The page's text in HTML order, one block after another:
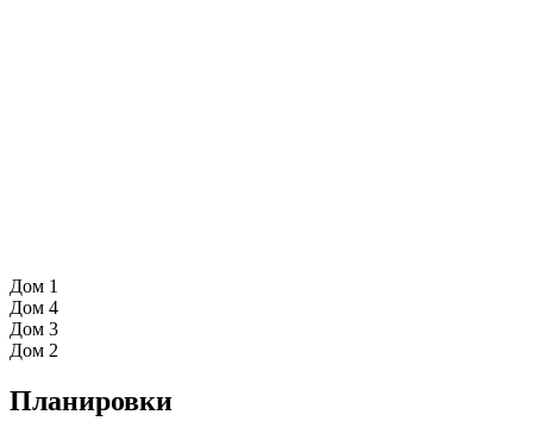
Дом 1
Дом 4
Дом 3
Дом 2
Планировки